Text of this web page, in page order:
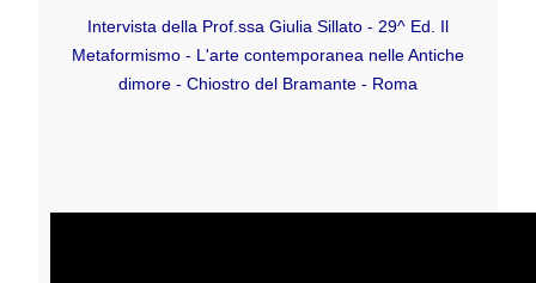
Intervista della Prof.ssa Giulia Sillato - 29^ Ed. Il
Metaformismo - L'arte contemporanea nelle Antiche
dimore - Chiostro del Bramante - Roma